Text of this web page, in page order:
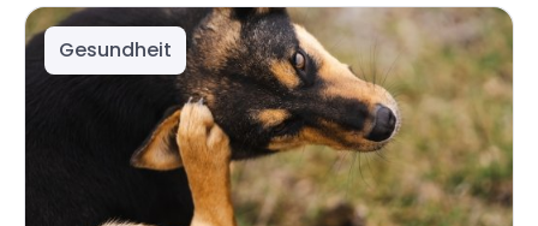
Gesundheit